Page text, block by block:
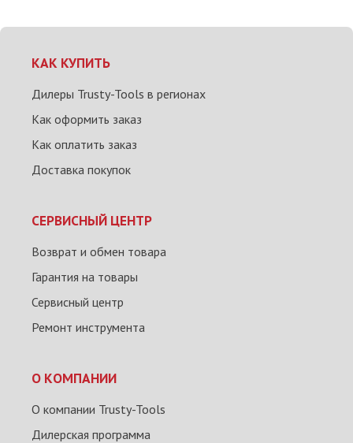
КАК КУПИТЬ
Дилеры Trusty-Tools в регионах
Как оформить заказ
Как оплатить заказ
Доставка покупок
СЕРВИСНЫЙ ЦЕНТР
Возврат и обмен товара
Гарантия на товары
Сервисный центр
Ремонт инструмента
О КОМПАНИИ
О компании Trusty-Tools
Дилерская программа